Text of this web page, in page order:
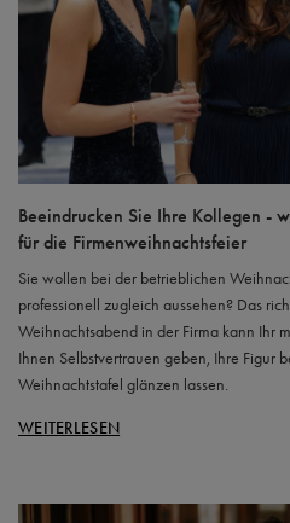
Beeindrucken Sie Ihre Kollegen -
für die Firmenweihnachtsfeier
Sie wollen bei der betrieblichen
professionell zugleich aussehen? Das
Weihnachtsabend in der Firma kann Ihr
Ihnen Selbstvertrauen geben, Ihre Figur
Weihnachtstafel glänzen lassen.
WEITERLESEN